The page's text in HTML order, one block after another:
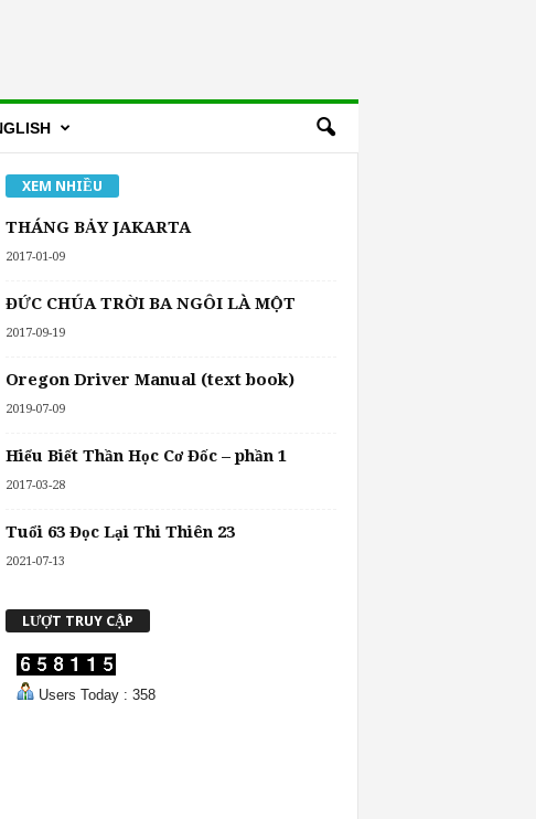
XEM NHIỀU
THÁNG BẢY JAKARTA
2017-01-09
ĐỨC CHÚA TRỜI BA NGÔI LÀ MỘT
2017-09-19
Oregon Driver Manual (text book)
2019-07-09
Hiểu Biết Thần Học Cơ Đốc – phần 1
2017-03-28
Tuổi 63 Đọc Lại Thi Thiên 23
2021-07-13
LƯỢT TRUY CẬP
Users Today : 358